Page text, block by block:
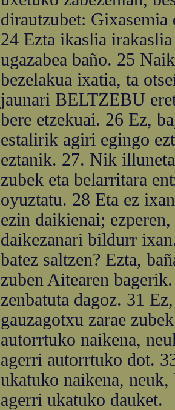
dirautzubet: Gixasemia
24 Ezta ikaslia
ugazabea baño. 25
bezelakua ixatia, ta
jaunari BELTZEBU
bere etzekuai. 26 Ez,
estalirik agiri egingo
eztanik. 27. Nik
zubek eta belarritara
oyuztatu. 28 Eta ez
ezin daikienai;
daikezanari bildurr
batez saltzen? Ezta,
zuben Aitearen
zenbatuta dagoz. 31
gauzagotxu zarae
autorrtuko naikena,
agerri autorrtuko dot.
ukatuko naikena, neuk,
agerri ukatuko dauket.